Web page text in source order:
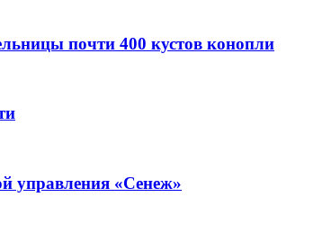
почти 400 кустов конопли
управления «Сенеж»